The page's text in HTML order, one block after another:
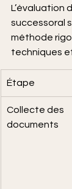
L’évaluation
successoral
méthode
techniques
Étape
Collecte des
documents